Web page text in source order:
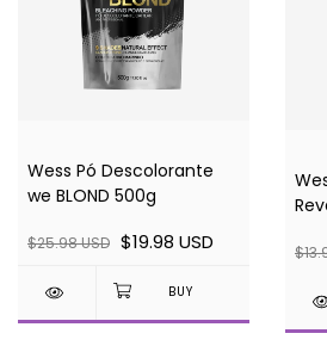
Wess Pó Descolorante
we BLOND 500g
$25.98 USD $19.98 USD